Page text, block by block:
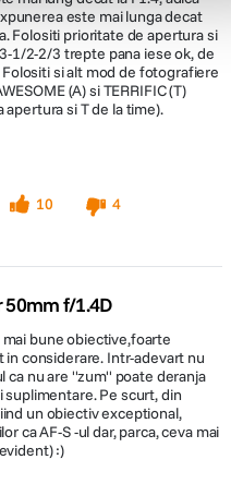
este mai lunga decat
Folositi prioritate de apertura si
1/2-2/3 trepte pana iese ok, de
si alt mod de fotografiere
(A) si TERRIFIC (T)
apertura si T de la time).
10
4
50mm f/1.4D
bune obiective,foarte
in considerare. Intr-adevart nu
nu are ''zum'' poate deranja
suplimentare. Pe scurt, din
un obiectiv exceptional,
ca AF-S -ul dar, parca, ceva mai
:)